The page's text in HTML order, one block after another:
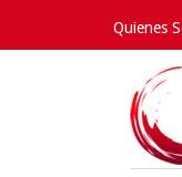
Quienes